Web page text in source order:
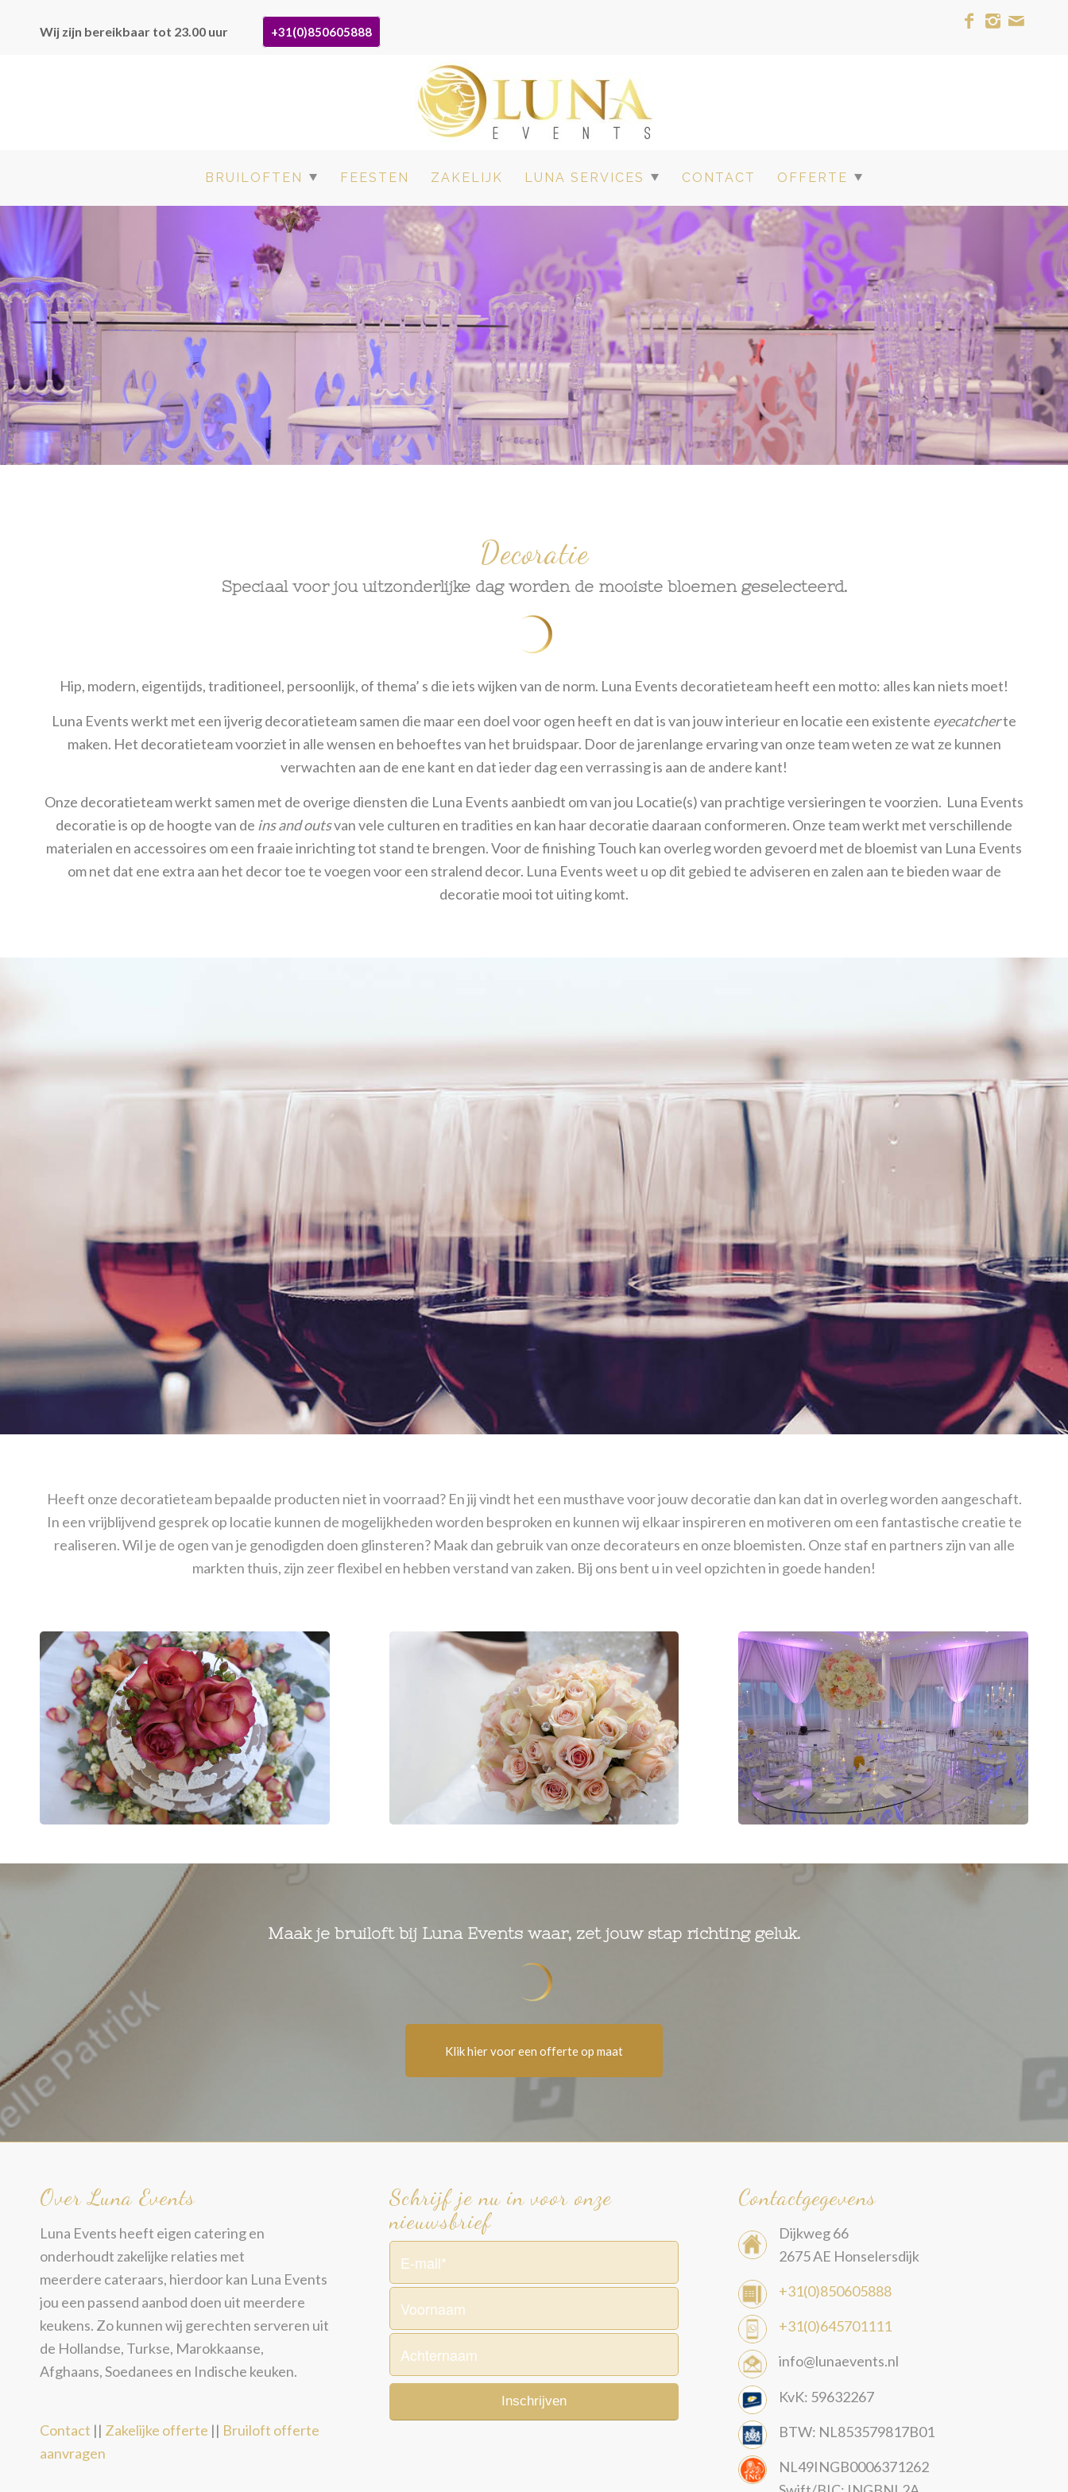
Wij zijn bereikbaar tot 23.00 uur +31(0)850605888
BRUILOFTEN FEESTEN ZAKELIJK LUNA SERVICES CONTACT OFFERTE
Decoratie
Speciaal voor jou uitzonderlijke dag worden de mooiste bloemen geselecteerd.
Hip, modern, eigentijds, traditioneel, persoonlijk, of thema’ s die iets wijken van de norm. Luna Events decoratieteam heeft een motto: alles kan niets moet!
Luna Events werkt met een ijverig decoratieteam samen die maar een doel voor ogen heeft en dat is van jouw interieur en locatie een existente eyecatcherte
maken. Het decoratieteam voorziet in alle wensen en behoeftes van het bruidspaar. Door de jarenlange ervaring van onze team weten ze wat ze kunnen
verwachten aan de ene kant en dat ieder dag een verrassing is aan de andere kant!
Onze decoratieteam werkt samen met de overige diensten die Luna Events aanbiedt om van jou Locatie(s) van prachtige versieringen te voorzien. Luna Events
decoratie is op de hoogte van de ins and outsvan vele culturen en tradities en kan haar decoratie daaraan conformeren. Onze team werkt met verschillende
materialen en accessoires om een fraaie inrichting tot stand te brengen. Voor de finishing Touch kan overleg worden gevoerd met de bloemist van Luna Events
om net dat ene extra aan het decor toe te voegen voor een stralend decor. Luna Events weet u op dit gebied te adviseren en zalen aan te bieden waar de
decoratie mooi tot uiting komt.
Heeft onze decoratieteam bepaalde producten niet in voorraad? En jij vindt het een musthave voor jouw decoratie dan kan dat in overleg worden aangeschaft.
In een vrijblijvend gesprek op locatie kunnen de mogelijkheden worden besproken en kunnen wij elkaar inspireren en motiveren om een fantastische creatie te
realiseren. Wil je de ogen van je genodigden doen glinsteren? Maak dan gebruik van onze decorateurs en onze bloemisten. Onze staf en partners zijn van alle
markten thuis, zijn zeer flexibel en hebben verstand van zaken. Bij ons bent u in veel opzichten in goede handen!
Maak je bruiloft bij Luna Events waar, zet jouw stap richting geluk.
Klik hier voor een offerte op maat
Over Luna Events
Luna Events heeft eigen catering en
onderhoudt zakelijke relaties met
meerdere cateraars, hierdoor kan Luna Events
jou een passend aanbod doen uit meerdere
keukens. Zo kunnen wij gerechten serveren uit
de Hollandse, Turkse, Marokkaanse,
Afghaans, Soedanees en Indische keuken.
Contact || Zakelijke offerte || Bruiloft offerte
aanvragen
Schrijf je nu in voor onze
nieuwsbrief
Contactgegevens
Dijkweg 66
2675 AE Honselersdijk
+31(0)850605888
+31(0)645701111
info@lunaevents.nl
KvK: 59632267
BTW: NL853579817B01
NL49INGB0006371262